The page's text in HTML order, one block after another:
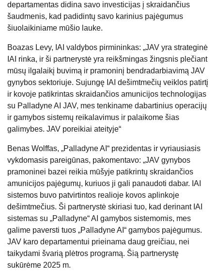
departamentas didina savo investicijas į skraidančius
šaudmenis, kad padidintų savo karinius pajėgumus
šiuolaikiniame mūšio lauke.
Boazas Levy, IAI valdybos pirmininkas: „JAV yra strateginė
IAI rinka, ir ši partnerystė yra reikšmingas žingsnis plečiant
mūsų ilgalaikį buvimą ir pramoninį bendradarbiavimą JAV
gynybos sektoriuje. Sujungę IAI dešimtmečių veiklos patirtį
ir kovoje patikrintas skraidančios amunicijos technologijas
su Palladyne AI JAV, mes tenkiname dabartinius operacijų
ir gamybos sistemų reikalavimus ir palaikome šias
galimybes. JAV poreikiai ateityje“
Benas Wolffas, „Palladyne AI“ prezidentas ir vyriausiasis
vykdomasis pareigūnas, pakomentavo: „JAV gynybos
pramoninei bazei reikia mūšyje patikrintų skraidančios
amunicijos pajėgumų, kuriuos ji gali panaudoti dabar. IAI
sistemos buvo patvirtintos realioje kovos aplinkoje
dešimtmečius. Ši partnerystė skiriasi tuo, kad derinant IAI
sistemas su „Palladyne“ AI gamybos sistemomis, mes
galime paversti tuos „Palladyne AI“ gamybos pajėgumus.
JAV karo departamentui prieinama daug greičiau, nei
taikydami švarią plėtros programą. Šią partnerystę
sukūrėme 2025 m.